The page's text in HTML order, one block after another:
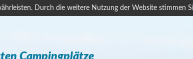
Durch die weitere Nutzung der Website stimmen
Campingplätze